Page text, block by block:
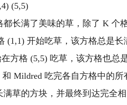
(5,5)
都长满了美味的草，除了 K 个
(1,1) 开始吃草，该方格总是长
方格 (5,5) 吃草，该方格也总
和 Mildred 吃完各自方格中的
满草的方块，并最终到达完全